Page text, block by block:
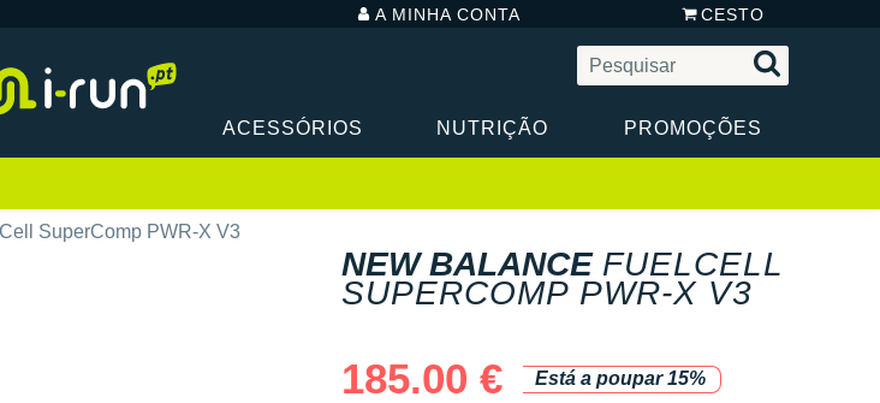
A MINHA CONTA CESTO
ACESSÓRIOS NUTRIÇÃO PROMOÇÕES
SuperComp PWR-X V3
NEW BALANCE FUELCELL
SUPERCOMP PWR-X V3
185.00 €
Está a poupar 15%